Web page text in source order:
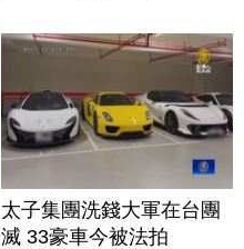
太子集團洗錢大軍在台團
滅 33豪車今被法拍